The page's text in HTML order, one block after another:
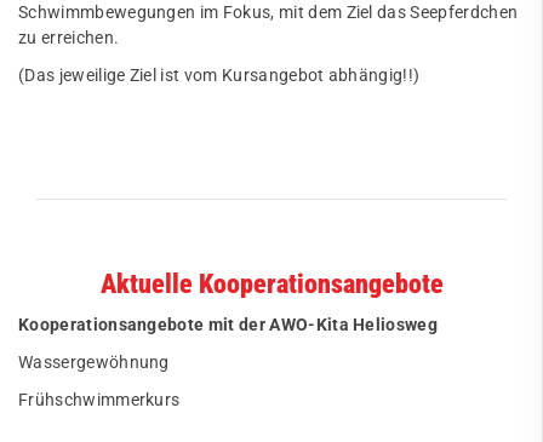
Schwimmbewegungen im Fokus, mit dem Ziel das Seepferdchen
zu erreichen.
(Das jeweilige Ziel ist vom Kursangebot abhängig!!)
Aktuelle Kooperationsangebote
Kooperationsangebote mit der AWO-Kita Heliosweg
Wassergewöhnung
Frühschwimmerkurs